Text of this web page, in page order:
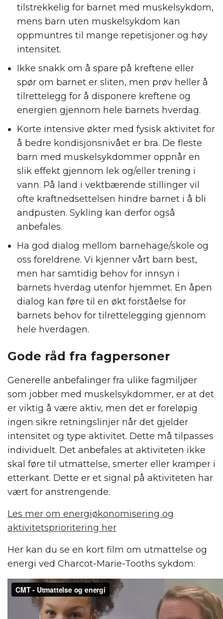
tilstrekkelig for barnet med muskelsykdom,
mens barn uten muskelsykdom kan
oppmuntres til mange repetisjoner og høy
intensitet.
Ikke snakk om å spare på kreftene eller
spør om barnet er sliten, men prøv heller å
tilrettelegg for å disponere kreftene og
energien gjennom hele barnets hverdag.
Korte intensive økter med fysisk aktivitet for
å bedre kondisjonsnivået er bra. De fleste
barn med muskelsykdommer oppnår en
slik effekt gjennom lek og/eller trening i
vann. På land i vektbærende stillinger vil
ofte kraftnedsettelsen hindre barnet i å bli
andpusten. Sykling kan derfor også
anbefales.
Ha god dialog mellom barnehage/skole og
oss foreldrene. Vi kjenner vårt barn best,
men har samtidig behov for innsyn i
barnets hverdag utenfor hjemmet. En åpen
dialog kan føre til en økt forståelse for
barnets behov for tilrettelegging gjennom
hele hverdagen.
Gode råd fra fagpersoner
Generelle anbefalinger fra ulike fagmiljøer
som jobber med muskelsykdommer, er at det
er viktig å være aktiv, men det er foreløpig
ingen sikre retningslinjer når det gjelder
intensitet og type aktivitet. Dette må tilpasses
individuelt. Det anbefales at aktiviteten ikke
skal føre til utmattelse, smerter eller kramper i
etterkant. Dette er et signal på aktiviteten har
vært for anstrengende.
Les mer om energiøkonomisering og
aktivitetsprioritering her
Her kan du se en kort film om utmattelse og
energi ved Charcot-Marie-Tooths sykdom: